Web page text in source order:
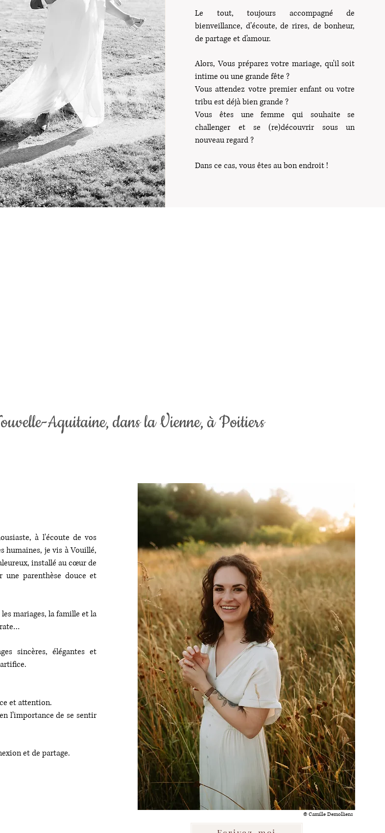
Le tout, toujours accompagné de
bienveillance, d’écoute, de rires, de bonheur,
de partage et d'amour.
Alors, Vous préparez votre mariage, qu'il soit
intime ou une grande fête ?
Vous attendez votre premier enfant ou votre
tribu est déjà bien grande ?
Vous êtes une femme qui souhaite se
challenger et se (re)découvrir sous un
nouveau regard ?
Dans ce cas, vous êtes au bon endroit !
Aquitaine, dans la Vienne,à Poitiers
à l'écoute de vos
humaines, je vis à Vouillé,
installé au cœur de
parenthèse douce et
mariages, la famille et la
sincères, élégantes et
et attention.
l’importance de se sentir
et de partage.
© Camille Demolliens